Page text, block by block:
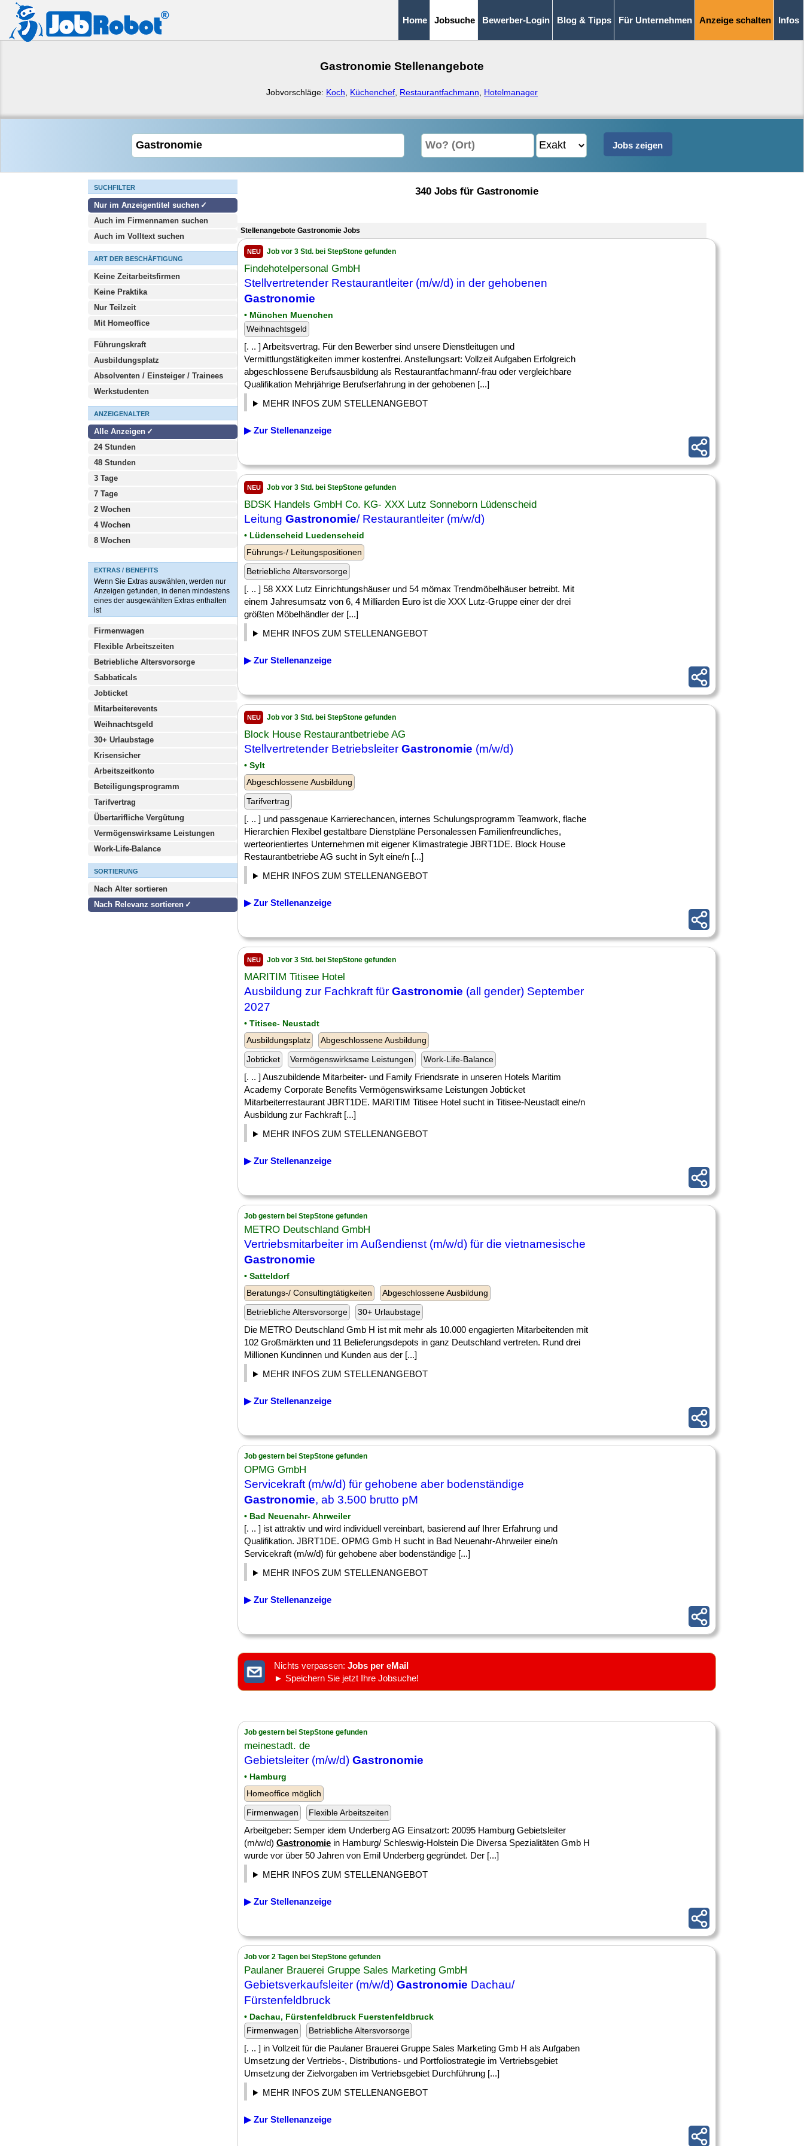
Home Jobsuche Bewerber-Login Blog & Tipps Für Unternehmen Anzeige schalten Infos
Gastronomie Stellenangebote
Jobvorschläge: Koch Küchenchef Restaurantfachmann Hotelmanager
SUCHFILTER
Nur im Anzeigentitel suchen
Auch im Firmennamen suchen
Auch im Volltext suchen
ART DER BESCHÄFTIGUNG
Keine Zeitarbeitsfirmen
Keine Praktika
Nur Teilzeit
Mit Homeoffice
Führungskraft
Ausbildungsplatz
Absolventen / Einsteiger / Trainees
Werkstudenten
ANZEIGENALTER
Alle Anzeigen
24 Stunden
48 Stunden
3 Tage
7 Tage
2 Wochen
4 Wochen
8 Wochen
EXTRAS / BENEFITS
Wenn Sie Extras auswählen, werden nur
Anzeigen gefunden, in denen mindestens
eines der ausgewählten Extras enthalten
ist
Firmenwagen
Flexible Arbeitszeiten
Betriebliche Altersvorsorge
Sabbaticals
Jobticket
Mitarbeiterevents
Weihnachtsgeld
30+ Urlaubstage
Krisensicher
Arbeitszeitkonto
Beteiligungsprogramm
Tarifvertrag
Übertarifliche Vergütung
Vermögenswirksame Leistungen
Work-Life-Balance
SORTIERUNG
Nach Alter sortieren
Nach Relevanz sortieren
340 Jobs für Gastronomie
Stellenangebote Gastronomie Jobs
NEU Job vor 3 Std. bei StepStone gefunden
Findehotelpersonal GmbH
Stellvertretender Restaurantleiter (m/w/d) in der gehobenen
Gastronomie
• München Muenchen
Weihnachtsgeld
[. .. ] Arbeitsvertrag. Für den Bewerber sind unsere Dienstleitugen und
Vermittlungstätigkeiten immer kostenfrei. Anstellungsart: Vollzeit Aufgaben Erfolgreich
abgeschlossene Berufsausbildung als Restaurantfachmann/-frau oder vergleichbare
Qualifikation Mehrjährige Berufserfahrung in der gehobenen [...]
MEHR INFOS ZUM STELLENANGEBOT
▶ Zur Stellenanzeige
NEU Job vor 3 Std. bei StepStone gefunden
BDSK Handels GmbH Co. KG- XXX Lutz Sonneborn Lüdenscheid
Leitung Gastronomie/ Restaurantleiter (m/w/d)
• Lüdenscheid Luedenscheid
Führungs-/ Leitungspositionen
Betriebliche Altersvorsorge
[. .. ] 58 XXX Lutz Einrichtungshäuser und 54 mömax Trendmöbelhäuser betreibt. Mit
einem Jahresumsatz von 6, 4 Milliarden Euro ist die XXX Lutz-Gruppe einer der drei
größten Möbelhändler der [...]
MEHR INFOS ZUM STELLENANGEBOT
▶ Zur Stellenanzeige
NEU Job vor 3 Std. bei StepStone gefunden
Block House Restaurantbetriebe AG
Stellvertretender Betriebsleiter Gastronomie (m/w/d)
• Sylt
Abgeschlossene Ausbildung
Tarifvertrag
[. .. ] und passgenaue Karrierechancen, internes Schulungsprogramm Teamwork, flache
Hierarchien Flexibel gestaltbare Dienstpläne Personalessen Familienfreundliches,
werteorientiertes Unternehmen mit eigener Klimastrategie JBRT1DE. Block House
Restaurantbetriebe AG sucht in Sylt eine/n [...]
MEHR INFOS ZUM STELLENANGEBOT
▶ Zur Stellenanzeige
NEU Job vor 3 Std. bei StepStone gefunden
MARITIM Titisee Hotel
Ausbildung zur Fachkraft für Gastronomie (all gender) September
2027
• Titisee- Neustadt
Ausbildungsplatz
Abgeschlossene Ausbildung
Jobticket
Vermögenswirksame Leistungen Work-Life-Balance
[. .. ] Auszubildende Mitarbeiter- und Family Friendsrate in unseren Hotels Maritim
Academy Corporate Benefits Vermögenswirksame Leistungen Jobticket
Mitarbeiterrestaurant JBRT1DE. MARITIM Titisee Hotel sucht in Titisee-Neustadt eine/n
Ausbildung zur Fachkraft [...]
MEHR INFOS ZUM STELLENANGEBOT
▶ Zur Stellenanzeige
Job gestern bei StepStone gefunden
METRO Deutschland GmbH
Vertriebsmitarbeiter im Außendienst (m/w/d) für die vietnamesische
Gastronomie
• Satteldorf
Beratungs-/ Consultingtätigkeiten
Abgeschlossene Ausbildung
Betriebliche Altersvorsorge
30+ Urlaubstage
Die METRO Deutschland Gmb H ist mit mehr als 10.000 engagierten Mitarbeitenden mit
102 Großmärkten und 11 Belieferungsdepots in ganz Deutschland vertreten. Rund drei
Millionen Kundinnen und Kunden aus der [...]
MEHR INFOS ZUM STELLENANGEBOT
▶ Zur Stellenanzeige
Job gestern bei StepStone gefunden
OPMG GmbH
Servicekraft (m/w/d) für gehobene aber bodenständige
Gastronomie, ab 3.500 brutto pM
• Bad Neuenahr- Ahrweiler
[. .. ] ist attraktiv und wird individuell vereinbart, basierend auf Ihrer Erfahrung und
Qualifikation. JBRT1DE. OPMG Gmb H sucht in Bad Neuenahr-Ahrweiler eine/n
Servicekraft (m/w/d) für gehobene aber bodenständige [...]
MEHR INFOS ZUM STELLENANGEBOT
▶ Zur Stellenanzeige
Nichts verpassen: Jobs per eMail
► Speichern Sie jetzt Ihre Jobsuche!
Job gestern bei StepStone gefunden
meinestadt. de
Gebietsleiter (m/w/d) Gastronomie
• Hamburg
Homeoffice möglich
Firmenwagen
Flexible Arbeitszeiten
Arbeitgeber: Semper idem Underberg AG Einsatzort: 20095 Hamburg Gebietsleiter
(m/w/d) Gastronomie in Hamburg/ Schleswig-Holstein Die Diversa Spezialitäten Gmb H
wurde vor über 50 Jahren von Emil Underberg gegründet. Der [...]
MEHR INFOS ZUM STELLENANGEBOT
▶ Zur Stellenanzeige
Job vor 2 Tagen bei StepStone gefunden
Paulaner Brauerei Gruppe Sales Marketing GmbH
Gebietsverkaufsleiter (m/w/d) Gastronomie Dachau/
Fürstenfeldbruck
• Dachau, Fürstenfeldbruck Fuerstenfeldbruck
Firmenwagen
Betriebliche Altersvorsorge
[. .. ] in Vollzeit für die Paulaner Brauerei Gruppe Sales Marketing Gmb H als Aufgaben
Umsetzung der Vertriebs-, Distributions- und Portfoliostrategie im Vertriebsgebiet
Umsetzung der Zielvorgaben im Vertriebsgebiet Durchführung [...]
MEHR INFOS ZUM STELLENANGEBOT
▶ Zur Stellenanzeige